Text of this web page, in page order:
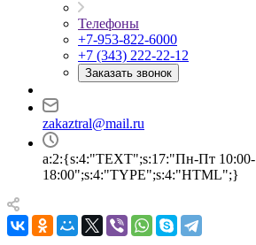
Телефоны
+7-953-822-6000
+7 (343) 222-22-12
Заказать звонок
zakaztral@mail.ru
a:2:{s:4:"TEXT";s:17:"Пн-Пт 10:00-
18:00";s:4:"TYPE";s:4:"HTML";}